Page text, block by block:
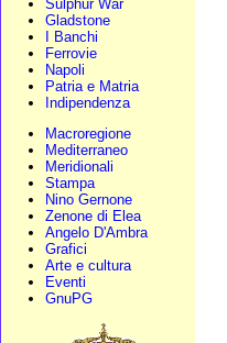
Sulphur War
Gladstone
I Banchi
Ferrovie
Napoli
Patria e Matria
Indipendenza
Macroregione
Mediterraneo
Meridionali
Stampa
Nino Gernone
Zenone di Elea
Angelo D'Ambra
Grafici
Arte e cultura
Eventi
GnuPG